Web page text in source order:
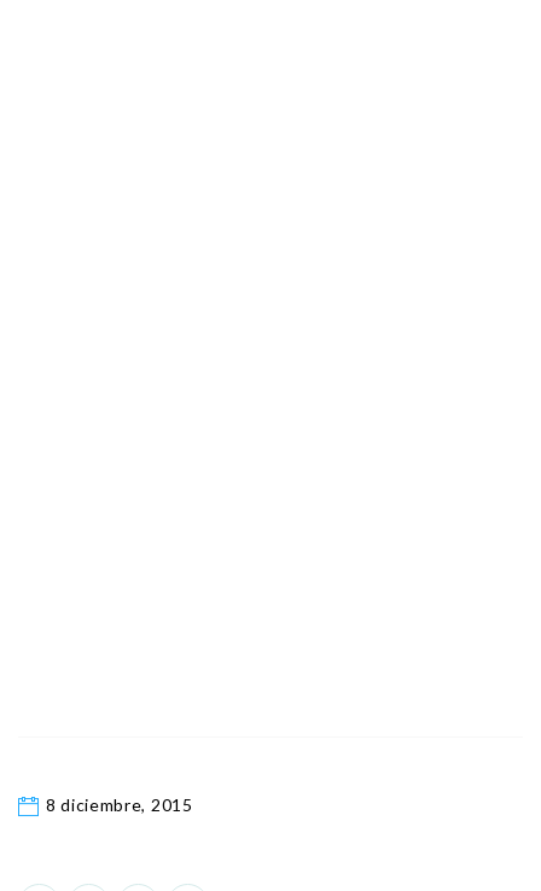
8 diciembre, 2015